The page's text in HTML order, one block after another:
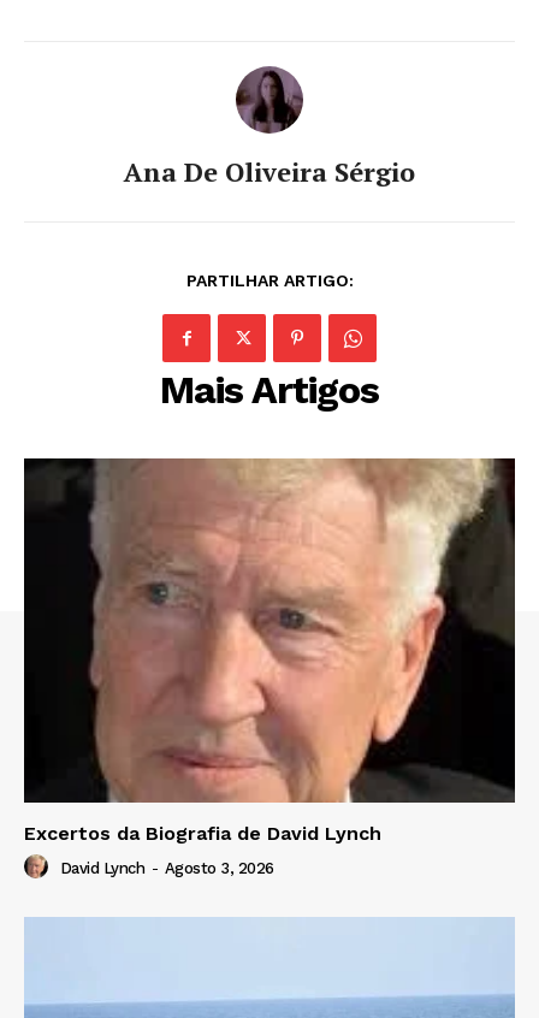
Ana De Oliveira Sérgio
PARTILHAR ARTIGO:
Mais Artigos
Excertos da Biografia de David Lynch
David Lynch - Agosto 3, 2026